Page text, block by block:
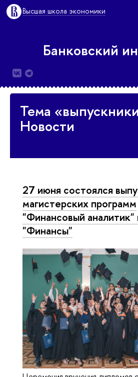
Высшая школа экономики
Банковский
Тема
Новости
27 июня состоялся
магистерских программ
"Финансовый аналитик"
"Финансы"